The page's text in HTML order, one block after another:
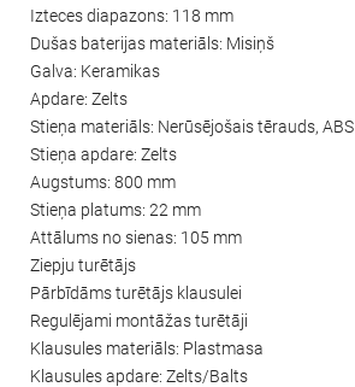
Izteces diapazons: 118 mm
Dušas baterijas materiāls: Misiņš
Galva: Keramikas
Apdare: Zelts
Stieņa materiāls: Nerūsējošais tērauds, ABS
Stieņa apdare: Zelts
Augstums: 800 mm
Stieņa platums: 22 mm
Attālums no sienas: 105 mm
Ziepju turētājs
Pārbīdāms turētājs klausulei
Regulējami montāžas turētāji
Klausules materiāls: Plastmasa
Klausules apdare: Zelts/Balts